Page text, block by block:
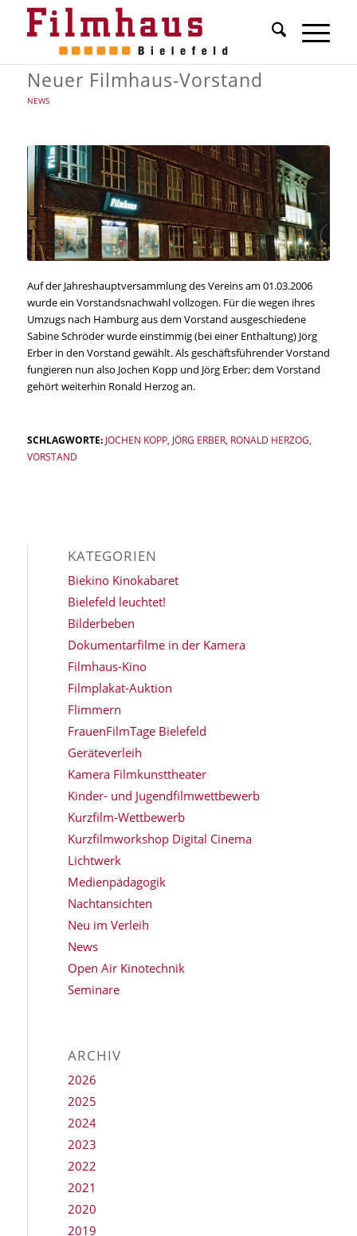
Neuer Filmhaus-Vorstand
NEWS
Auf der Jahreshauptversammlung des Vereins am 01.03.2006
wurde ein Vorstandsnachwahl vollzogen. Für die wegen ihres
Umzugs nach Hamburg aus dem Vorstand ausgeschiedene
Sabine Schröder wurde einstimmig (bei einer Enthaltung) Jörg
Erber in den Vorstand gewählt. Als geschäftsführender Vorstand
fungieren nun also Jochen Kopp und Jörg Erber; dem Vorstand
gehört weiterhin Ronald Herzog an.
SCHLAGWORTE: JOCHEN KOPP, JÖRG ERBER, RONALD HERZOG
VORSTAND
KATEGORIEN
Biekino Kinokabaret
Bielefeld leuchtet!
Bilderbeben
Dokumentarfilme in der Kamera
Filmhaus-Kino
Filmplakat-Auktion
Flimmern
FrauenFilmTage Bielefeld
Geräteverleih
Kamera Filmkunsttheater
Kinder- und Jugendfilmwettbewerb
Kurzfilm-Wettbewerb
Kurzfilmworkshop Digital Cinema
Lichtwerk
Medienpädagogik
Nachtansichten
Neu im Verleih
News
Open Air Kinotechnik
Seminare
ARCHIV
2026
2025
2024
2023
2022
2021
2020
2019